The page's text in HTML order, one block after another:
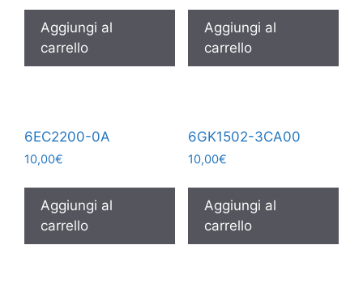
Aggiungi al
carrello
Aggiungi al
carrello
6EC2200-0A
10,00€
Aggiungi al
carrello
6GK1502-3CA00
10,00€
Aggiungi al
carrello